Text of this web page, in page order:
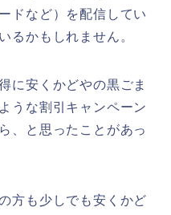
ドなど）を配信してい
るかもしれません。
に安くかどやの黒ごま
うな割引キャンペーン
、と思ったことがあっ
方も少しでも安くかど